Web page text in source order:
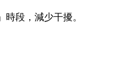
段，減少干擾。